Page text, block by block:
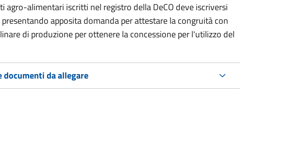
agro-alimentari iscritti nel registro della DeCO deve iscriversi
apposita domanda per attestare la congruità con
di produzione per ottenere la concessione per l'utilizzo del
documenti da allegare